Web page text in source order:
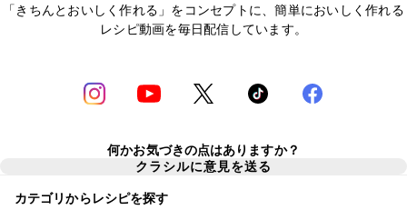
「きちんとおいしく作れる」をコンセプトに、簡単においしく作れる
レシピ動画を毎日配信しています。
何かお気づきの点はありますか？
クラシルに意見を送る
カテゴリからレシピを探す